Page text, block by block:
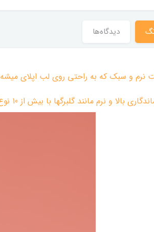
دیدگاه‌ها
نرم و سبک که به راحتی روی لب اپلای میشه
بالا و نرم مانند گلبرگها با بیش از 10 نوع آب گل که باعث آرامش سلول های مرده پوست روی لب می شود.